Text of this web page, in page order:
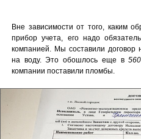
Вне зависимости от того, каким
прибор учета, его надо
компанией. Мы составили договор
на воду. Это обошлось еще в
компании поставили пломбы.